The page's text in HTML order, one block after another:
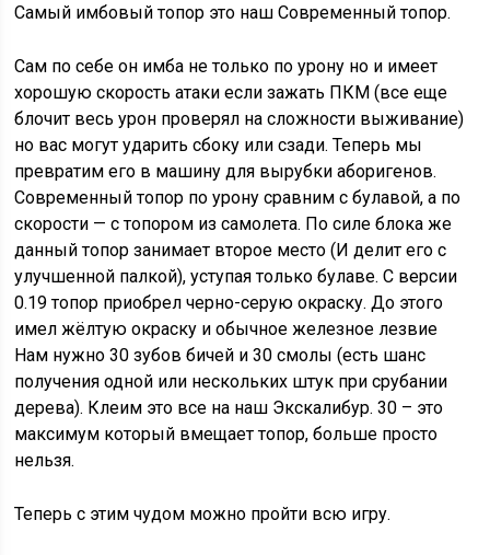
Самый имбовый топор это наш Современный топор.
Сам по себе он имба не только по урону но и имеет
хорошую скорость атаки если зажать ПКМ (все еще
блочит весь урон проверял на сложности выживание)
но вас могут ударить сбоку или сзади. Теперь мы
превратим его в машину для вырубки аборигенов.
Современный топор по урону сравним с булавой, а по
скорости — с топором из самолета. По силе блока же
данный топор занимает второе место (И делит его с
улучшенной палкой), уступая только булаве. С версии
0.19 топор приобрел черно-серую окраску. До этого
имел жёлтую окраску и обычное железное лезвие
Нам нужно 30 зубов бичей и 30 смолы (есть шанс
получения одной или нескольких штук при срубании
дерева). Клеим это все на наш Экскалибур. 30 – это
максимум который вмещает топор, больше просто
нельзя.
Теперь с этим чудом можно пройти всю игру.